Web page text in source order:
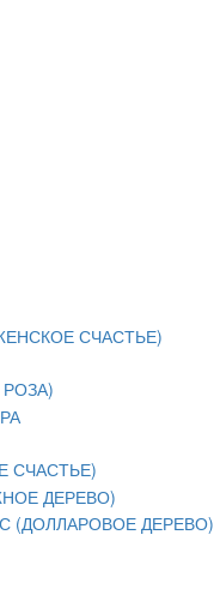
СЧАСТЬЕ)
СЧАСТЬЕ)
ДЕРЕВО)
(ДОЛЛАРОВОЕ ДЕРЕВО)